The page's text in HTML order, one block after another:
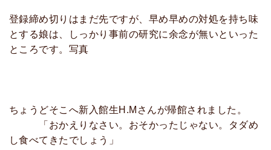
登録締め切りはまだ先ですが、早め早めの対処を持ち味
とする娘は、しっかり事前の研究に余念が無いといった
ところです。写真
ちょうどそこへ新入館生H.Mさんが帰館されました。
「おかえりなさい。おそかったじゃない。タダめ
し食べてきたでしょう」